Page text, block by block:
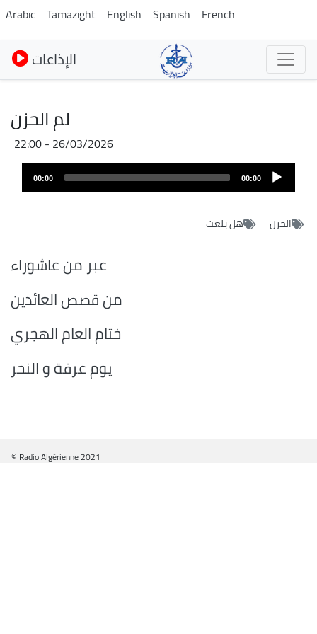
Pasar
al
contenido
principal
Arabic Tamazight English Spanish French
الإذاعات
لم الحزن
26/03/2026 - 22:00
Archivo
audio
00:00
00:00
الحزن هل بلغت
عبر من عاشوراء
من قصص العائدين
ختام العام الهجري
يوم عرفة و النحر
© Radio Algérienne 2021